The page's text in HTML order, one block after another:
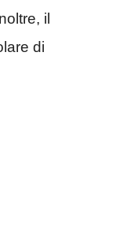
il
di